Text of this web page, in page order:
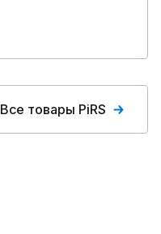
Все товары PiRS